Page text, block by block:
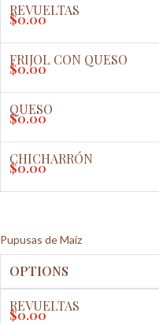
REVUELTAS
$0.00
FRIJOL CON QUESO
$0.00
QUESO
$0.00
CHICHARRÓN
$0.00
Pupusas de Maíz
OPTIONS
REVUELTAS
$0.00